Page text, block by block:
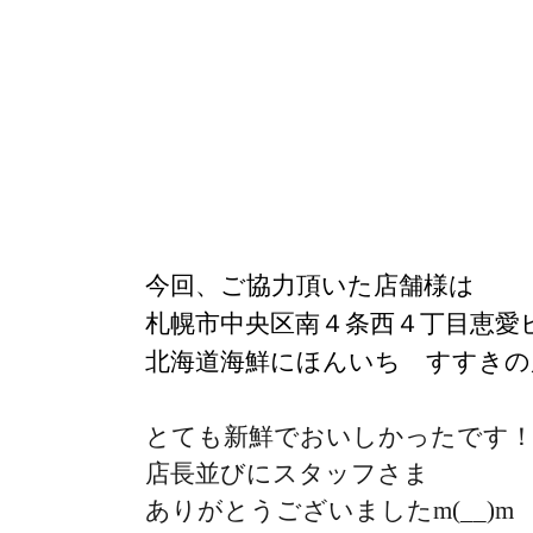
今回、ご協力頂いた店舗様は
札幌市中央区南４条西４丁目恵愛
北海道海鮮にほんいち すすきの
とても新鮮でおいしかったです！
店長並びにスタッフさま
ありがとうございましたm(__)m